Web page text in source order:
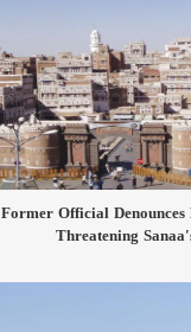
Former Official
Threatening